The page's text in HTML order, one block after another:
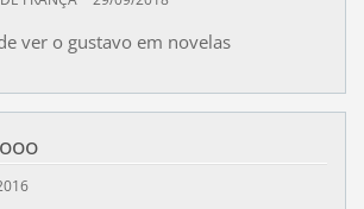
ver o gustavo em novelas